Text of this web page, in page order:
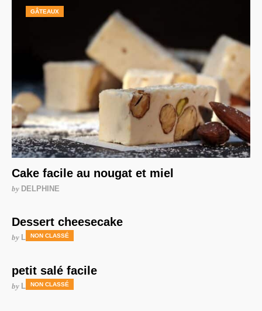
GÂTEAUX
Cake facile au nougat et miel
by DELPHINE
NON CLASSÉ
Dessert cheesecake
by LAURENCE
NON CLASSÉ
petit salé facile
by LAURENCE